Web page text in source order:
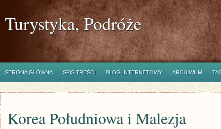
Turystyka, Podróże
STRONA GŁÓWNA SPIS TREŚCI BLOG INTERNETOWY ARCHIWUM
Korea Południowa i Malezja